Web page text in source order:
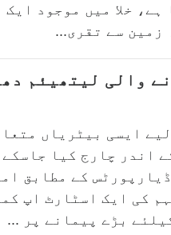
خلا میں موجود ایک
زمین سے تقری...
ایسی بیٹریاں
کے مطابق
کی ایک اسٹارٹ اپ
بڑے پیمانے پر ...